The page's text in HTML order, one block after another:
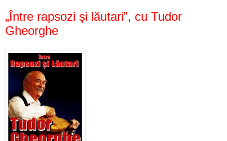
„Între rapsozi şi lăutari”, cu Tudor
Gheorghe